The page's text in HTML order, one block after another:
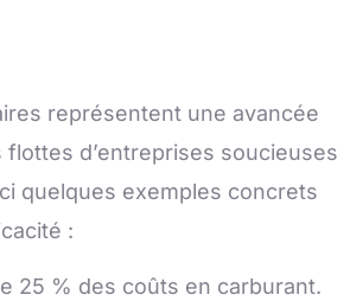
représentent une avancée
flottes d’entreprises soucieuses
quelques exemples concrets
:
25 % des coûts en carburant.